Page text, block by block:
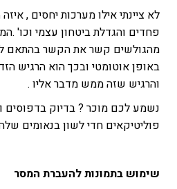
לא ציינתי אילו מערכות יחסים ,
פחדים והגדלת ביטחון עצמי וכו'
מהגולשים קשר את הקשר בהתאם
באופן אוטומטי ובכך הוא הרגיש
והרגיש שזה ממש מדבר אליו .
נשמע לכם מוכר ? בדיוק
פוליטיקאים חדי לשון בנאומים
שימוש בתמונות להעברת המסר